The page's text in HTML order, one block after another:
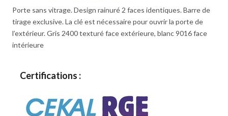
Porte sans vitrage. Design rainuré 2 faces identiques. Barre de
tirage exclusive. La clé est nécessaire pour ouvrir la porte de
l’extérieur. Gris 2400 texturé face extérieure, blanc 9016 face
intérieure
Certifications :